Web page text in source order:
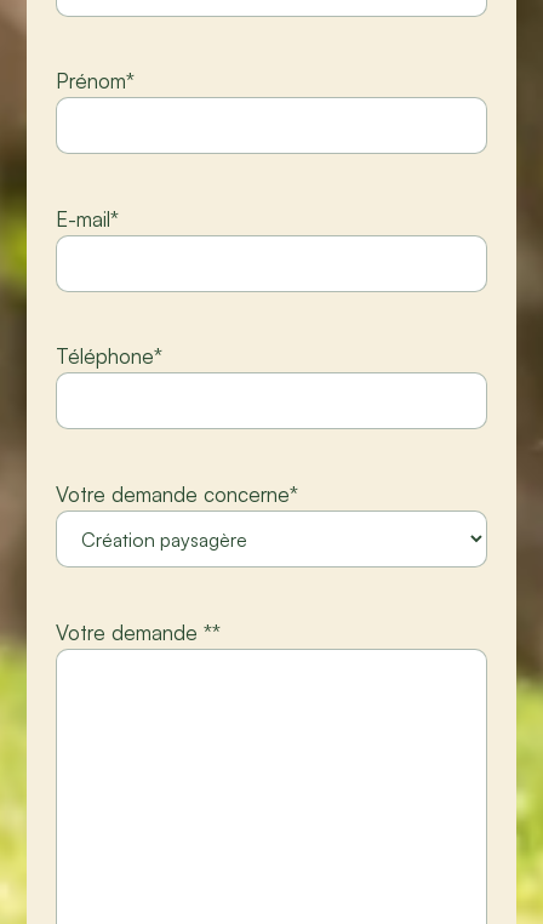
Prénom*
E-mail*
Téléphone*
Votre demande concerne*
Votre demande **